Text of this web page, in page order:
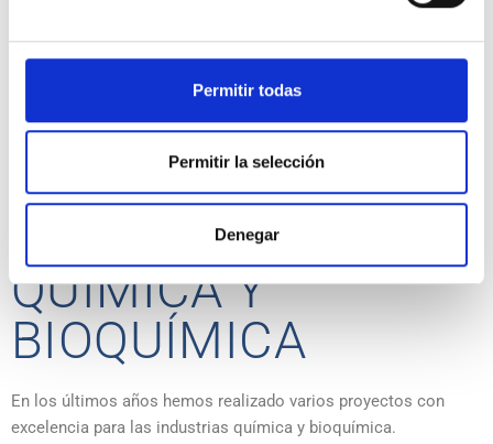
Permitir todas
Permitir la selección
Denegar
INDUSTRIA
QUÍMICA Y
BIOQUÍMICA
En los últimos años hemos realizado varios proyectos con
excelencia para las industrias química y bioquímica.